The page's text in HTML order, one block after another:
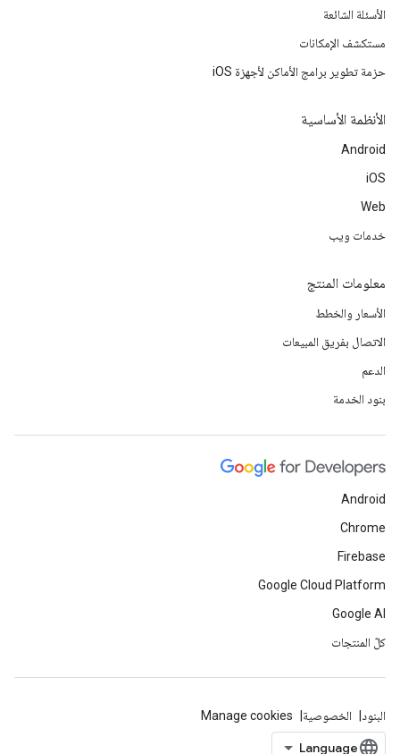
الأسئلة الشائعة
مستكشف الإمكانات
حزمة تطوير برامج الأماكن لأجهزة iOS
الأنظمة الأساسية
Android
iOS
Web
خدمات ويب
معلومات المنتج
الأسعار والخطط
الاتصال بفريق المبيعات
الدعم
بنود الخدمة
Android
Chrome
Firebase
Google Cloud Platform
Google AI
كلّ المنتجات
البنود الخصوصية Manage cookies